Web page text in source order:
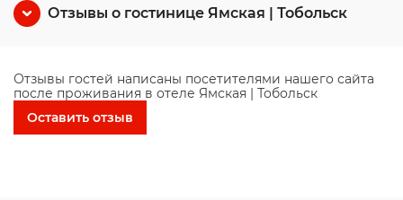
Отзывы о гостинице Ямская | Тобольск
Отзывы гостей написаны посетителями нашего сайта
после проживания в отеле Ямская | Тобольск
Оставить отзыв